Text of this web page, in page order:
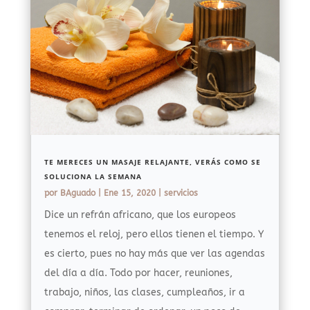
TE MERECES UN MASAJE RELAJANTE, VERÁS COMO SE
SOLUCIONA LA SEMANA
por BAguado| Ene 15, 2020| servicios
Dice un refrán africano, que los europeos
tenemos el reloj, pero ellos tienen el tiempo. Y
es cierto, pues no hay más que ver las agendas
del día a día. Todo por hacer, reuniones,
trabajo, niños, las clases, cumpleaños, ir a